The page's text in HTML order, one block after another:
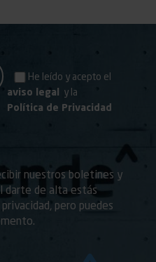
He leído y acepto el
aviso legal
y la
Política de Privacidad
nuestros boletines y
darte de alta estás
pero puedes